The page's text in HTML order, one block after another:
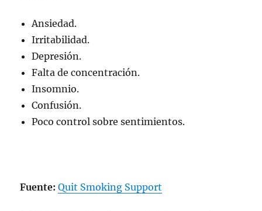
Ansiedad.
Irritabilidad.
Depresión.
Falta de concentración.
Insomnio.
Confusión.
Poco control sobre sentimientos.
Fuente: Quit Smoking Support